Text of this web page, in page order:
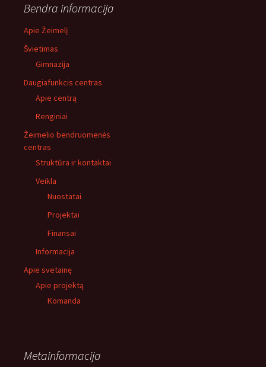
Bendra informacija
Apie Žeimelį
Švietimas
Gimnazija
Daugiafunkcis centras
Apie centrą
Renginiai
Žeimelio bendruomenės
centras
Struktūra ir kontaktai
Veikla
Nuostatai
Projektai
Finansai
Informacija
Apie svetainę
Apie projektą
Komanda
Metainformacija